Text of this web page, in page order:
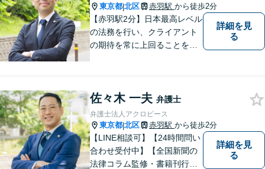
東京都|北区 赤羽駅 から徒歩2分
【赤羽駅2分】日本最高レベル
の法務を行い、クライアント
の期待を常に上回ることを使
最高のピースになるために精
一杯の努力をしていきます。
詳細を見
る
佐々木 一夫 弁護士
弁護士法人アクロピース
東京都|北区 赤羽駅 から徒歩2分
【LINE相談可】【24時間問い
合わせ受付中】【全国新聞の
法律コラム監修・書籍刊行・
詳細を見
る